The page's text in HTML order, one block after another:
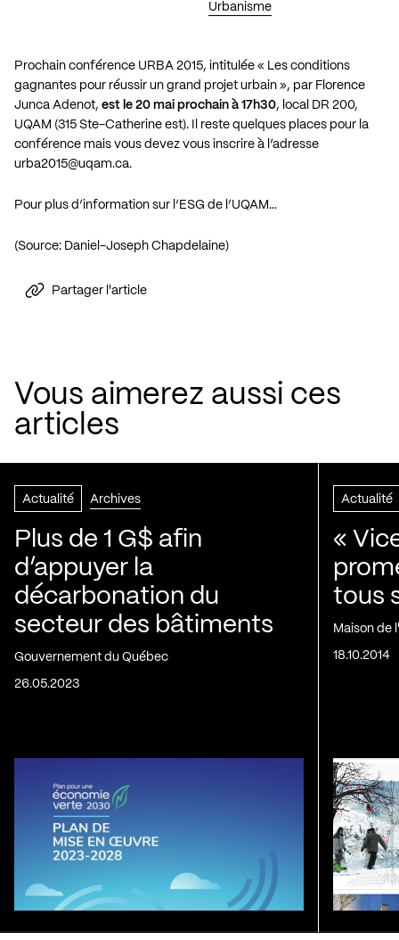
Urbanisme
Prochain conférence URBA 2015, intitulée « Les conditions
gagnantes pour réussir un grand projet urbain », par Florence
Junca Adenot, est le 20 mai prochain à 17h30, local DR 200,
UQAM (315 Ste-Catherine est). Il reste quelques places pour la
conférence mais vous devez vous inscrire à l’adresse
urba2015@uqam.ca.
Pour plus d’information sur l’ESG de l’UQAM…
(Source: Daniel-Joseph Chapdelaine)
Partager l'article
Vous aimerez aussi ces
articles
Actualité Archives
Plus de 1 G$ afin
d’appuyer la
décarbonation du
secteur des bâtiments
Gouvernement du Québec
26.05.2023
Actualité
«
tous
Maison de
18.10.2014